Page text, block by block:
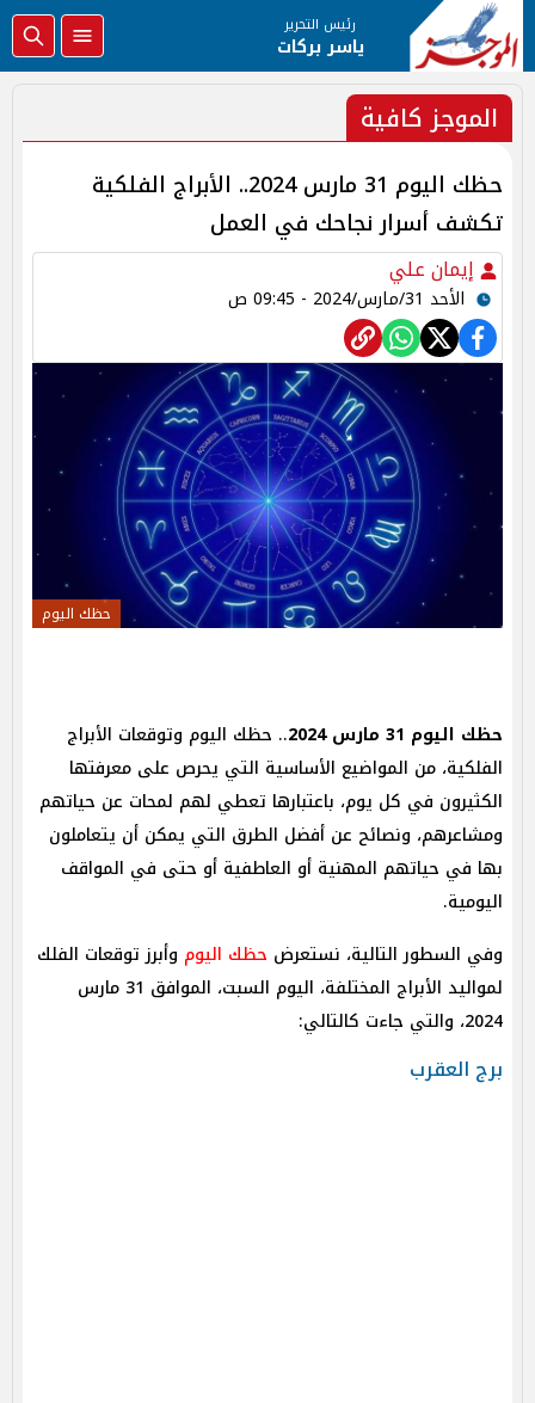
رئيس التحرير
ياسر بركات
الموجز كافية
حظك اليوم 31 مارس 2024.. الأبراج الفلكية
تكشف أسرار نجاحك في العمل
إيمان علي
الأحد 31/مارس/2024 - 09:45 ص
حظك اليوم
حظك اليوم 31 مارس 2024
.. حظك اليوم وتوقعات الأبراج
الفلكية، من المواضيع الأساسية التي يحرص على معرفتها
الكثيرون في كل يوم، باعتبارها تعطي لهم لمحات عن حياتهم
ومشاعرهم، ونصائح عن أفضل الطرق التي يمكن أن يتعاملون
بها في حياتهم المهنية أو العاطفية أو حتى في المواقف
اليومية.
وفي السطور التالية، نستعرض حظك اليوم وأبرز توقعات الفلك
لمواليد الأبراج المختلفة، اليوم السبت، الموافق 31 مارس
2024، والتي جاءت كالتالي:
برج العقرب